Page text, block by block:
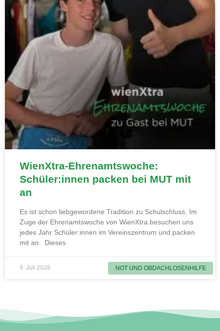
NOT UND OBDACHLOSENHILFE
WienXtra-Ehrenamtswoche:
Schüler:innen packen bei MUT mit
an
Es ist schon liebgewordene Tradition zu Schulschluss. Im
Zuge der Ehrenamtswoche von WienXtra besuchen uns
jedes Jahr Schüler:innen im Vereinszentrum und packen
mit an. Dieses
9. Juli 2026